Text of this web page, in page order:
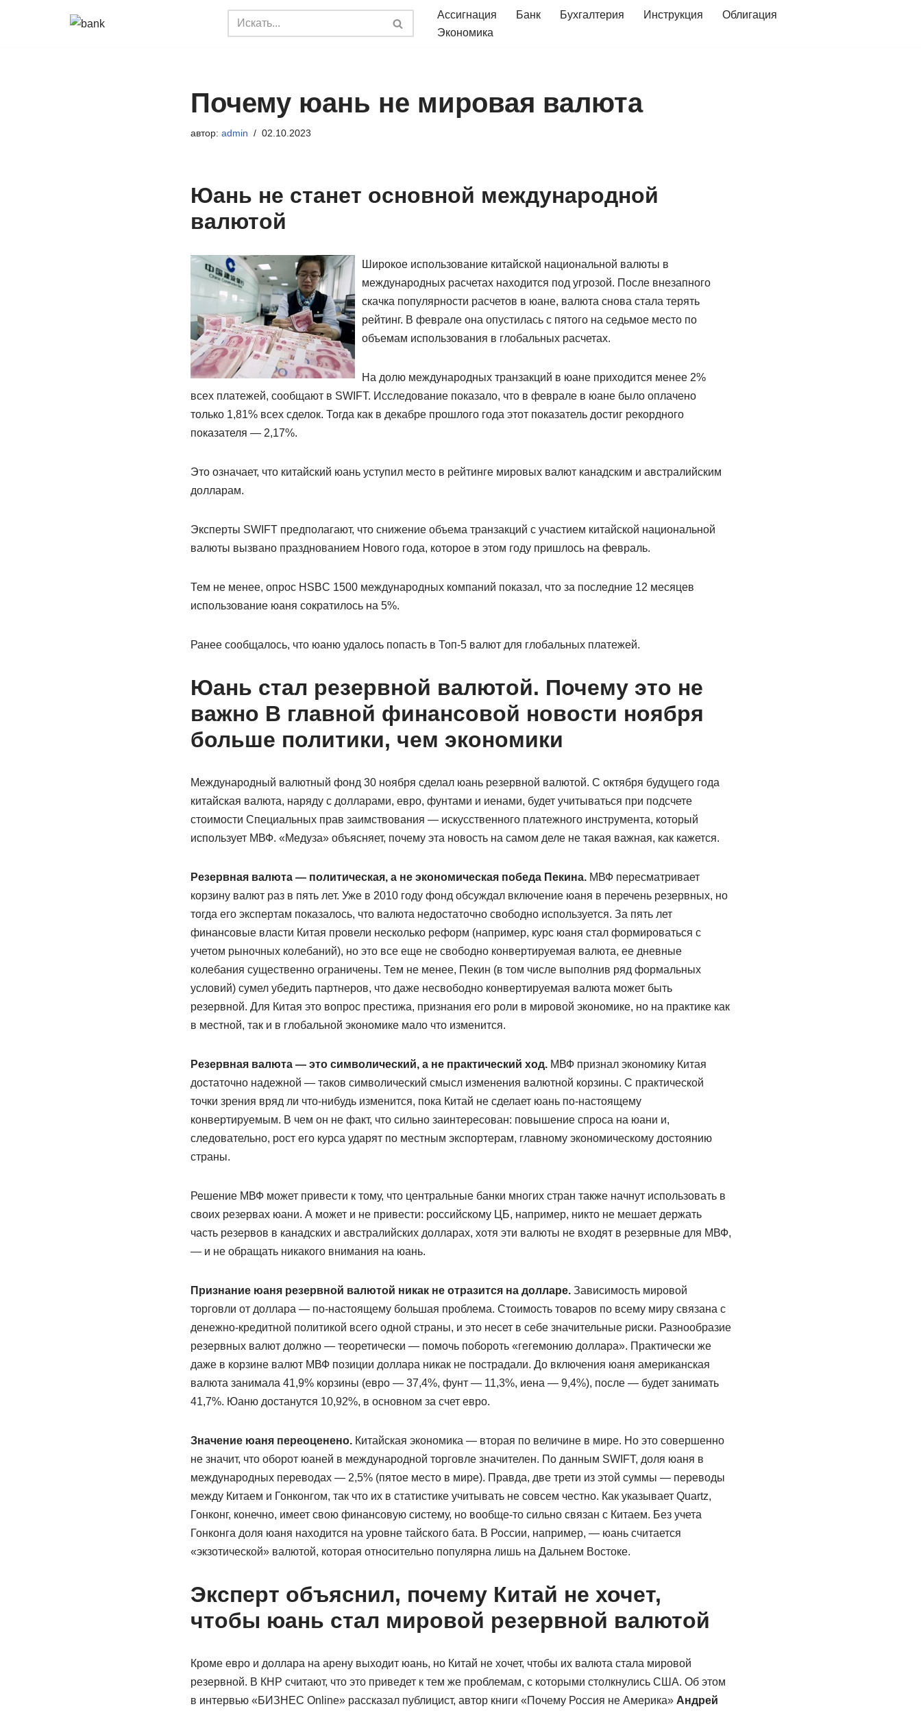
Ассигнация Банк Бухгалтерия Инструкция
Облигация
Экономика
Почему юань не мировая валюта
автор: admin 02.10.2023
Юань не станет основной международной
валютой
Широкое использование китайской национальной валюты в
международных расчетах находится под угрозой. После внезапного
скачка популярности расчетов в юане, валюта снова стала терять
рейтинг. В феврале она опустилась с пятого на седьмое место по
объемам использования в глобальных расчетах.
На долю международных транзакций в юане приходится менее 2%
всех платежей, сообщают в SWIFT. Исследование показало, что в феврале в юане было оплачено
только 1,81% всех сделок. Тогда как в декабре прошлого года этот показатель достиг рекордного
показателя — 2,17%.
Это означает, что китайский юань уступил место в рейтинге мировых валют канадским и австралийским
долларам.
Эксперты SWIFT предполагают, что снижение объема транзакций с участием китайской национальной
валюты вызвано празднованием Нового года, которое в этом году пришлось на февраль.
Тем не менее, опрос HSBC 1500 международных компаний показал, что за последние 12 месяцев
использование юаня сократилось на 5%.
Ранее сообщалось, что юаню удалось попасть в Топ-5 валют для глобальных платежей.
Юань стал резервной валютой. Почему это не
важно В главной финансовой новости ноября
больше политики, чем экономики
Международный валютный фонд 30 ноября сделал юань резервной валютой. С октября будущего года
китайская валюта, наряду с долларами, евро, фунтами и иенами, будет учитываться при подсчете
стоимости Специальных прав заимствования — искусственного платежного инструмента, который
использует МВФ. «Медуза» объясняет, почему эта новость на самом деле не такая важная, как кажется.
Резервная валюта — политическая, а не экономическая победа Пекина.МВФ пересматривает
корзину валют раз в пять лет. Уже в 2010 году фонд обсуждал включение юаня в перечень резервных, но
тогда его экспертам показалось, что валюта недостаточно свободно используется. За пять лет
финансовые власти Китая провели несколько реформ (например, курс юаня стал формироваться с
учетом рыночных колебаний), но это все еще не свободно конвертируемая валюта, ее дневные
колебания существенно ограничены. Тем не менее, Пекин (в том числе выполнив ряд формальных
условий) сумел убедить партнеров, что даже несвободно конвертируемая валюта может быть
резервной. Для Китая это вопрос престижа, признания его роли в мировой экономике, но на практике как
в местной, так и в глобальной экономике мало что изменится.
Резервная валюта — это символический, а не практический ход.МВФ признал экономику Китая
достаточно надежной — таков символический смысл изменения валютной корзины. С практической
точки зрения вряд ли что-нибудь изменится, пока Китай не сделает юань по-настоящему
конвертируемым. В чем он не факт, что сильно заинтересован: повышение спроса на юани и,
следовательно, рост его курса ударят по местным экспортерам, главному экономическому достоянию
страны.
Решение МВФ может привести к тому, что центральные банки многих стран также начнут использовать в
своих резервах юани. А может и не привести: российскому ЦБ, например, никто не мешает держать
часть резервов в канадских и австралийских долларах, хотя эти валюты не входят в резервные для МВФ,
— и не обращать никакого внимания на юань.
Признание юаня резервной валютой никак не отразится на долларе.Зависимость мировой
торговли от доллара — по-настоящему большая проблема. Стоимость товаров по всему миру связана с
денежно-кредитной политикой всего одной страны, и это несет в себе значительные риски. Разнообразие
резервных валют должно — теоретически — помочь побороть «гегемонию доллара». Практически же
даже в корзине валют МВФ позиции доллара никак не пострадали. До включения юаня американская
валюта занимала 41,9% корзины (евро — 37,4%, фунт — 11,3%, иена — 9,4%), после — будет занимать
41,7%. Юаню достанутся 10,92%, в основном за счет евро.
Значение юаня переоценено.Китайская экономика — вторая по величине в мире. Но это совершенно
не значит, что оборот юаней в международной торговле значителен. По данным SWIFT, доля юаня в
международных переводах — 2,5% (пятое место в мире). Правда, две трети из этой суммы — переводы
между Китаем и Гонконгом, так что их в статистике учитывать не совсем честно. Как указывает Quartz,
Гонконг, конечно, имеет свою финансовую систему, но вообще-то сильно связан с Китаем. Без учета
Гонконга доля юаня находится на уровне тайского бата. В России, например, — юань считается
«экзотической» валютой, которая относительно популярна лишь на Дальнем Востоке.
Эксперт объяснил, почему Китай не хочет,
чтобы юань стал мировой резервной валютой
Кроме евро и доллара на арену выходит юань, но Китай не хочет, чтобы их валюта стала мировой
резервной. В КНР считают, что это приведет к тем же проблемам, с которыми столкнулись США. Об этом
в интервью «БИЗНЕС Online» рассказал публицист, автор книги «Почему Россия не Америка» Андрей